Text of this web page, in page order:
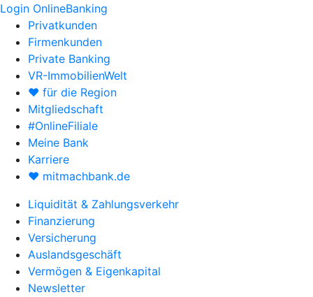
Login OnlineBanking
Privatkunden
Firmenkunden
Private Banking
VR-ImmobilienWelt
♥ für die Region
Mitgliedschaft
#OnlineFiliale
Meine Bank
Karriere
♥ mitmachbank.de
Liquidität & Zahlungsverkehr
Finanzierung
Versicherung
Auslandsgeschäft
Vermögen & Eigenkapital
Newsletter